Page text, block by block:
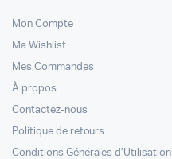
Mon Compte
Ma Wishlist
Mes Commandes
À propos
Contactez-nous
Politique de retours
Conditions Générales d’Utilisation